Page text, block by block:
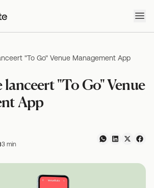
"To Go" Venue Management App
lanceert "To Go" Venue
App
3 min